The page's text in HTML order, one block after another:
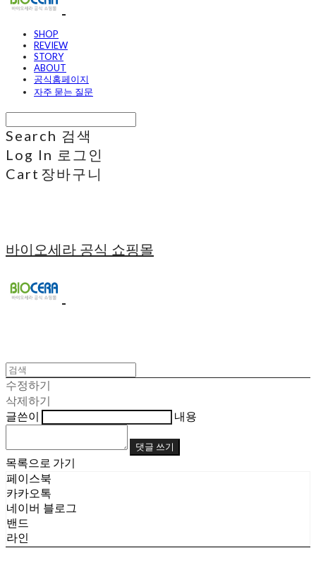
SHOP
REVIEW
STORY
ABOUT
공식홈페이지
자주 묻는 질문
Search 검색
Log In 로그인
Cart 장바구니
바이오세라 공식 쇼핑몰
수정하기
삭제하기
글쓴이
내용
댓글 쓰기
목록으로 가기
페이스북
카카오톡
네이버 블로그
밴드
라인